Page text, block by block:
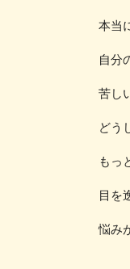
本当
自分
苦し
どう
もっ
目を
悩み